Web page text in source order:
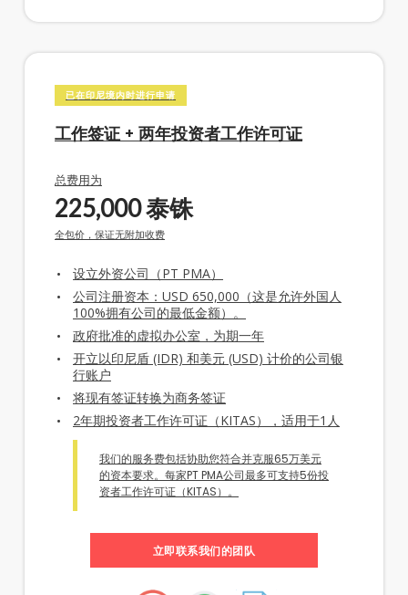
已在印尼境内时进行申请
工作签证 + 两年投资者工作许可证
总费用为
225,000泰铢
全包价，保证无附加收费
设立外资公司（PT PMA）
公司注册资本：USD 650,000（这是允许外国人
100%拥有公司的最低金额）。
政府批准的虚拟办公室，为期一年
开立以印尼盾 (IDR) 和美元 (USD) 计价的公司银
行账户
将现有签证转换为商务签证
2年期投资者工作许可证（KITAS），适用于1人
我们的服务费包括协助您符合并克服65万美元
的资本要求。每家PT PMA公司最多可支持5份投
资者工作许可证（KITAS）。
立即联系我们的团队